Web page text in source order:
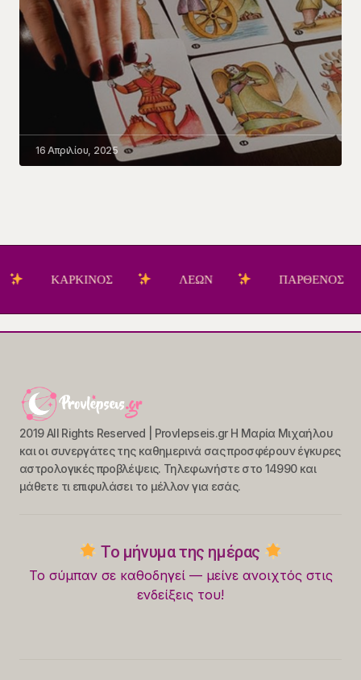
16 Απριλίου, 2025
ΚΑΡΚΙΝΟΣ ΛΕΩΝ ΠΑΡΘΕΝΟΣ
2019 All Rights Reserved | Provlepseis.gr Η Μαρία Μιχαήλου
και οι συνεργάτες της καθημερινά σας προσφέρουν έγκυρες
αστρολογικές προβλέψεις. Τηλεφωνήστε στο 14990 και
μάθετε τι επιφυλάσει το μέλλον για εσάς.
Το μήνυμα της ημέρας
Το σύμπαν σε καθοδηγεί — μείνε ανοιχτός στις
ενδείξεις του!